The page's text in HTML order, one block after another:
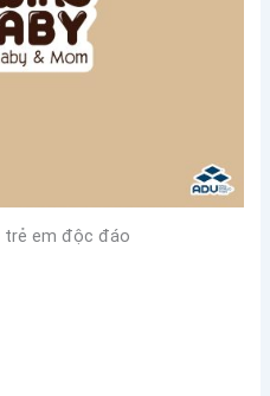
trẻ em độc đáo